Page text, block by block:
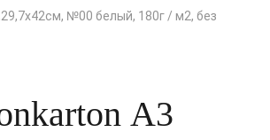
№00 белый, 180г / м2, без
А3